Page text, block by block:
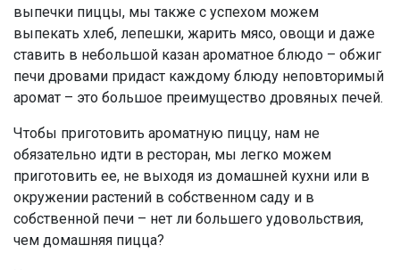
выпечки пиццы, мы также с успехом можем
выпекать хлеб, лепешки, жарить мясо, овощи и даже
ставить в небольшой казан ароматное блюдо – обжиг
печи дровами придаст каждому блюду неповторимый
аромат – это большое преимущество дровяных печей.
Чтобы приготовить ароматную пиццу, нам не
обязательно идти в ресторан, мы легко можем
приготовить ее, не выходя из домашней кухни или в
окружении растений в собственном саду и в
собственной печи – нет ли большего удовольствия,
чем домашняя пицца?